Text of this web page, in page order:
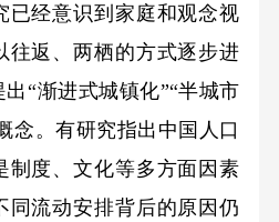
经意识到家庭和观念视
往返、两栖的方式逐步进
“渐进式城镇化”“半城市
念。有研究指出中国人口
制度、文化等多方面因素
同流动安排背后的原因仍